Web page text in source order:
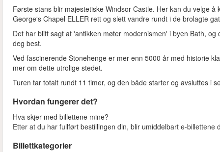
Første stans blir majestetiske Windsor Castle. Her kan du velge
George's Chapel ELLER rett og slett vandre rundt i de brolagte
Det har blitt sagt at 'antikken møter modernismen' i byen Bath,
deg best.
Ved fascinerende Stonehenge er mer enn 5000 år med historie
mer om dette utrolige stedet.
Turen tar totalt rundt 11 timer, og den både starter og avsluttes i
Hvordan fungerer det?
Hva skjer med billettene mine?
Etter at du har fullført bestillingen din, blir umiddelbart e-
Billettkategorier